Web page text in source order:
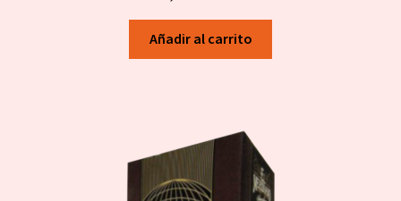
Añadir al carrito